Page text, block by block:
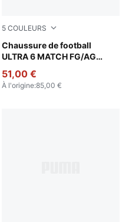
5 COULEURS
Chaussure de football
ULTRA 6 MATCH FG/AG
Poison Pink-PUMA White-
51,00 €
À l'origine:85,00 €